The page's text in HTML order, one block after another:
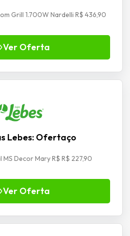
Grill 1.700W Nardelli R$ 436,90
Ver Oferta
Lebes: Ofertaço
Decor Mary R$ R$ 227,90
Ver Oferta